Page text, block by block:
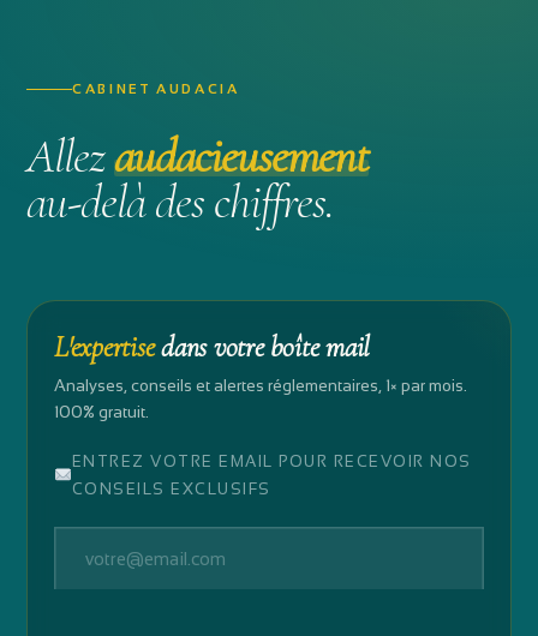
CABINET AUDACIA
Allezaudacieusement
au-delà des chiffres.
L'expertisedans votre boîte mail
Analyses, conseils et alertes réglementaires, 1× par mois.
100% gratuit.
ENTREZ VOTRE EMAIL POUR RECEVOIR NOS
CONSEILS EXCLUSIFS